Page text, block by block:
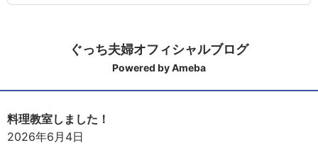
ぐっち夫婦オフィシャルブログ
Powered by Ameba
料理教室しました！
2026年6月4日